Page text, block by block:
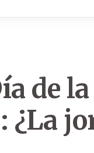
de
¿La